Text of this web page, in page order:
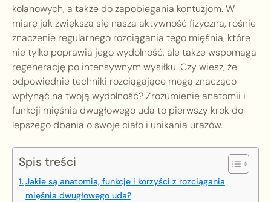
kolanowych, a także do zapobiegania kontuzjom. W
miarę jak zwiększa się nasza aktywność fizyczna, rośnie
znaczenie regularnego rozciągania tego mięśnia, które
nie tylko poprawia jego wydolność, ale także wspomaga
regenerację po intensywnym wysiłku. Czy wiesz, że
odpowiednie techniki rozciągające mogą znacząco
wpłynąć na twoją wydolność? Zrozumienie anatomii i
funkcji mięśnia dwugłowego uda to pierwszy krok do
lepszego dbania o swoje ciało i unikania urazów.
Spis treści
Jakie są anatomia, funkcje i korzyści z rozciągania
mięśnia dwugłowego uda?